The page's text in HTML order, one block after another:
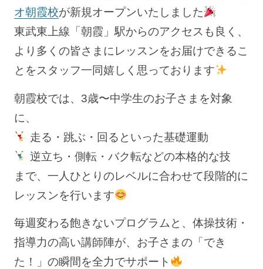
オ朝霞校が新規オープンいたしました
東武東上線「朝霞」駅からのアクセスも良く、
より多くの皆さまにレッスンをお届けできるこ
とをスタッフ一同嬉しく思っております
朝霞校では、3歳〜中学生のお子さまを対象
に、
走る・跳ぶ・回るといった基礎運動
逆立ち・側転・バク転などの本格的な技
まで、一人ひとりのレベルに合わせて段階的に
レッスンを行います
毎週変わる飽きないプログラムと、体操技術・
指導力の高い講師陣が、お子さまの「でき
た！」の瞬間を全力でサポート